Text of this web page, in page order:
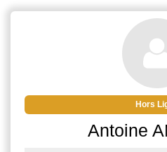
Google Play
Hors
Antoine